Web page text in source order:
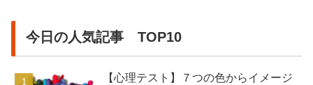
今日の人気記事 TOP10
【心理テスト】７つの色からイメージ